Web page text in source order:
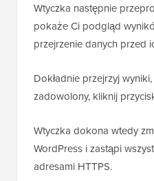
Wtyczka następnie
pokaże Ci podgląd
przejrzenie danych przed
Dokładnie przejrzyj
zadowolony, kliknij
Wtyczka dokona wtedy
WordPress i zastąpi
adresami HTTPS.